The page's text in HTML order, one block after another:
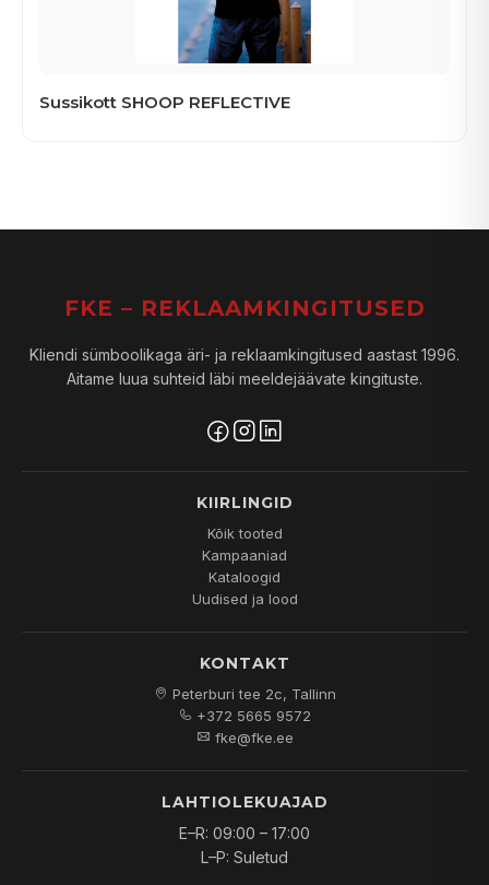
Sussikott SHOOP REFLECTIVE
FKE – REKLAAMKINGITUSED
Kliendi sümboolikaga äri- ja reklaamkingitused aastast 1996.
Aitame luua suhteid läbi meeldejäävate kingituste.
KIIRLINGID
Kõik tooted
Kampaaniad
Kataloogid
Uudised ja lood
KONTAKT
Peterburi tee 2c, Tallinn
+372 5665 9572
fke@fke.ee
LAHTIOLEKUAJAD
E–R: 09:00 – 17:00
L–P: Suletud